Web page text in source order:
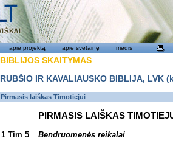
apie projektą apie svetainę medis
BIBLIJOS SKAITYMAS
RUBŠIO IR KAVALIAUSKO BIBLIJA,
Pirmasis laiškas Timotiejui
PIRMASIS LAIŠKAS
1 Tim 5 Bendruomenės reikalai